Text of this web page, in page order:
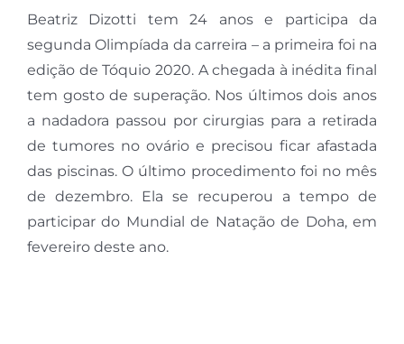
Beatriz Dizotti tem 24 anos e participa da
segunda Olimpíada da carreira – a primeira foi na
edição de Tóquio 2020. A chegada à inédita final
tem gosto de superação. Nos últimos dois anos
a nadadora passou por cirurgias para a retirada
de tumores no ovário e precisou ficar afastada
das piscinas. O último procedimento foi no mês
de dezembro. Ela se recuperou a tempo de
participar do Mundial de Natação de Doha, em
fevereiro deste ano.